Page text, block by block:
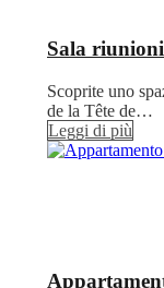
Sala riunioni
Scoprite uno
de la Tête de…
Leggi di più